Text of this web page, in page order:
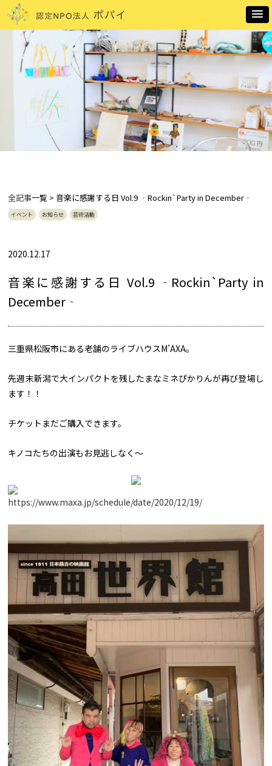
全記事一覧 > 音楽に感謝する日 Vol.9 ‐Rockin`Party in December‐
イベント お知らせ 芸術活動
2020.12.17
音楽に感謝する日 Vol.9 ‐Rockin`Party in
December‐
三重県松阪市にある老舗のライブハウスM’AXA。
先週末新潟で大インパクトを残したまなミネぴかりんが再び登場し
ます！！
チケットまだご購入できます。
キノコたちの出演もお見逃しなく～
https://www.maxa.jp/schedule/date/2020/12/19/